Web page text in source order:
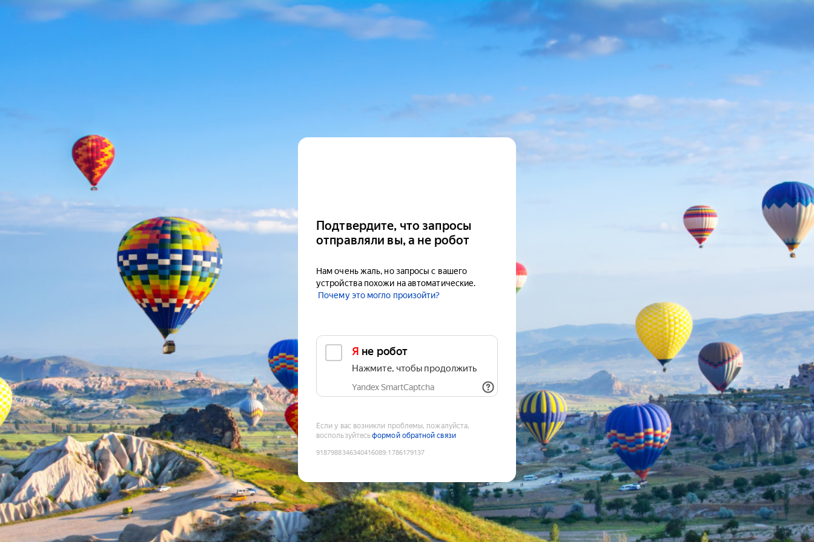
Подтвердите, что запросы
отправляли вы, а не робот
Нам очень жаль, но запросы с вашего
устройства похожи на автоматические.
Почему это могло произойти?
Я не робот
Нажмите, чтобы продолжить
Yandex SmartCaptcha
Если у вас возникли проблемы, пожалуйста,
воспользуйтесьформой обратной связи
9187988346340416089:1786179137